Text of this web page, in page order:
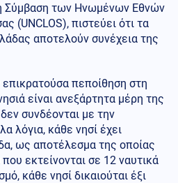
Σύμβαση των Ηνωμένων Εθνών
(UNCLOS), πιστεύει ότι τα
αποτελούν συνέχεια της
πεποίθηση στη
είναι ανεξάρτητα μέρη της
συνδέονται με την
λόγια, κάθε νησί έχει
ως αποτέλεσμα της οποίας
εκτείνονται σε 12 ναυτικά
κάθε νησί δικαιούται έξι